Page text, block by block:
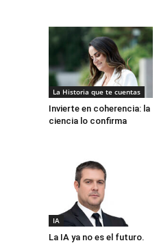
La Historia que te cuentas
Invierte en coherencia: la
ciencia lo confirma
IA
La IA ya no es el futuro.